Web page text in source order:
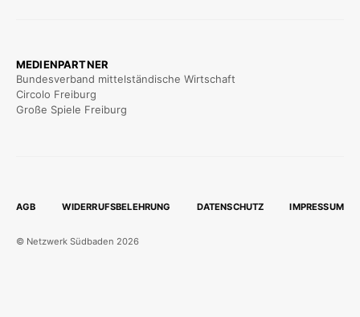
MEDIENPARTNER
Bundesverband mittelständische Wirtschaft
Circolo Freiburg
Große Spiele Freiburg
AGB WIDERRUFSBELEHRUNG DATENSCHUTZ IMPRESSUM
© Netzwerk Südbaden 2026